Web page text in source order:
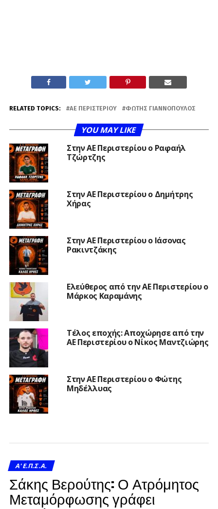
RELATED TOPICS: ΑΕ ΠΕΡΙΣΤΕΡΊΟΥ ΦΏΤΗΣ ΓΙΑΝΝΌΠΟΥΛΟΣ
YOU MAY LIKE
Στην ΑΕ Περιστερίου ο Ραφαήλ
Τζώρτζης
Στην ΑΕ Περιστερίου ο Δημήτρης
Χήρας
Στην ΑΕ Περιστερίου ο Ιάσονας
Ρακιντζάκης
Ελεύθερος από την ΑΕ Περιστερίου ο
Μάρκος Καραμάνης
Τέλος εποχής: Αποχώρησε από την
ΑΕ Περιστερίου ο Νίκος Μαντζιώρης
Στην ΑΕ Περιστερίου ο Φώτης
Μηδέλλυας
A' Ε.Π.Σ.Α.
Σάκης Βερούτης: Ο Ατρόμητος
Μεταμόρφωσης γράφει